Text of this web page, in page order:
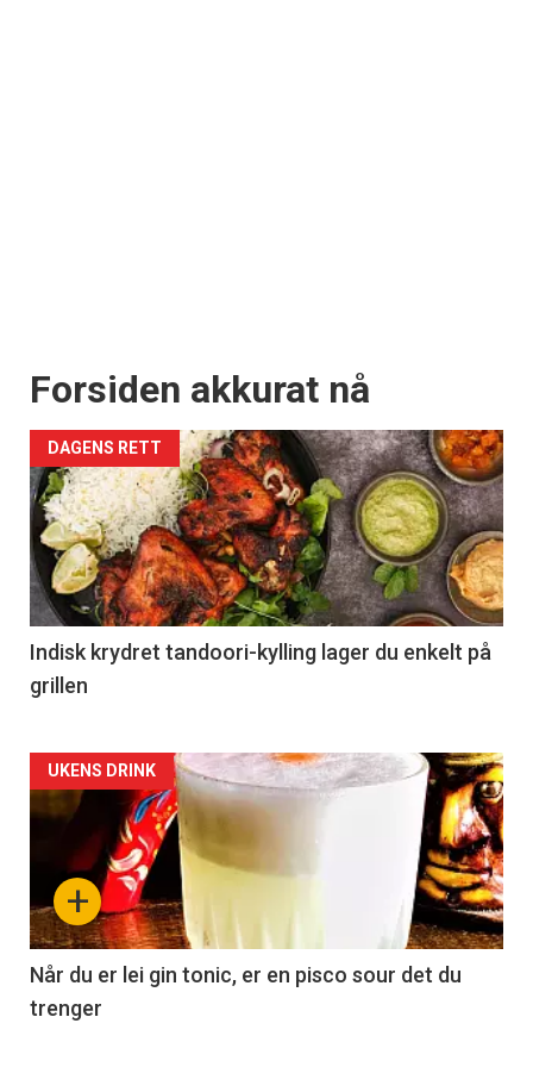
Forsiden akkurat nå
DAGENS RETT
Indisk krydret tandoori-kylling lager du enkelt på
grillen
Forsiden
akkurat
nå
-
2
+
UKENS DRINK
Når du er lei gin tonic, er en pisco sour det du
trenger